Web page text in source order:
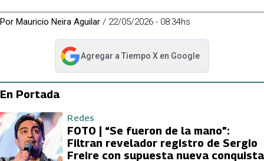
Por Mauricio Neira Aguilar / 22/05/2026 - 08:34hs
Agregar a Tiempo Xen Google
abre en nueva pestaña
En Portada
Redes
FOTO | “Se fueron de la mano”:
Filtran revelador registro de Sergio
Freire con supuesta nueva conquista